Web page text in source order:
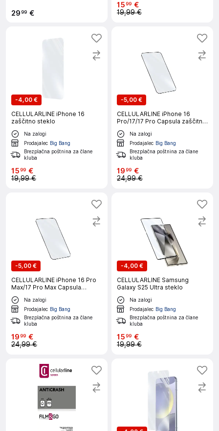
2999 €
1599 €
19,99 €
-4,00 €
CELLULARLINE iPhone 16
zaščitno steklo
Na zalogi
Prodajalec Big Bang
Brezplačna poštnina za člane
kluba
1599 €
19,99 €
-5,00 €
CELLULARLINE iPhone 16
Pro/17/17 Pro Capsula zaščitno
steklo
Na zalogi
Prodajalec Big Bang
Brezplačna poštnina za člane
kluba
1999 €
24,99 €
-5,00 €
CELLULARLINE iPhone 16 Pro
Max/17 Pro Max Capsula
zaščitno steklo
Na zalogi
Prodajalec Big Bang
Brezplačna poštnina za člane
kluba
1999 €
24,99 €
-4,00 €
CELLULARLINE Samsung
Galaxy S25 Ultra steklo
Na zalogi
Prodajalec Big Bang
Brezplačna poštnina za člane
kluba
1599 €
19,99 €